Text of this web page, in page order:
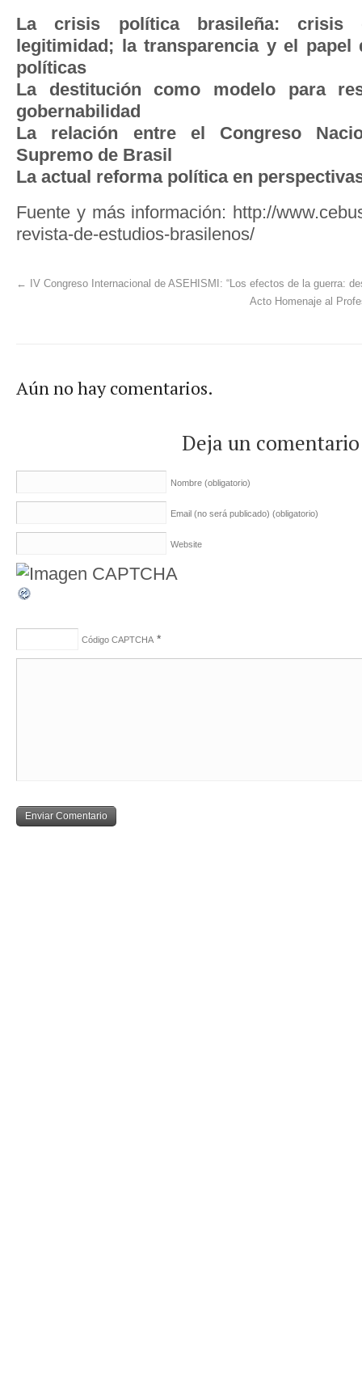
La crisis política brasileña: crisis
legitimidad; la transparencia y el papel
políticas
La destitución como modelo para
gobernabilidad
La relación entre el Congreso
Supremo de Brasil
La actual reforma política en
Fuente y más información: http://
revista-de-estudios-brasilenos/
←
IV Congreso Internacional de ASEHISMI: “Los efectos de la guerra:
Acto Homenaje al
Aún no hay comentarios.
Deja un comentario
Nombre (obligatorio)
Email (no será publicado) (obligatorio)
Website
Código CAPTCHA *